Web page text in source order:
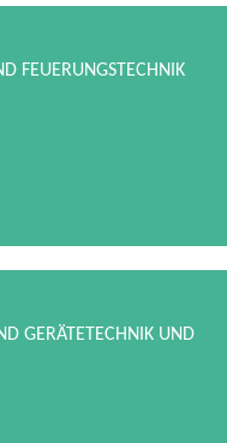
GERÄTETECHNIK UND